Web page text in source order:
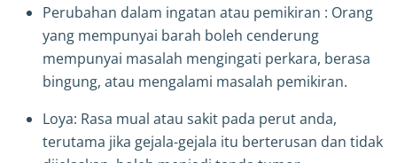
Perubahan dalam ingatan atau pemikiran : Orang
yang mempunyai barah boleh cenderung
mempunyai masalah mengingati perkara, berasa
bingung, atau mengalami masalah pemikiran.
Loya: Rasa mual atau sakit pada perut anda,
terutama jika gejala-gejala itu berterusan dan tidak